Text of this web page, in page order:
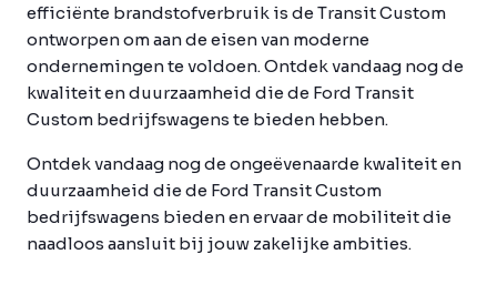
efficiënte brandstofverbruik is de Transit Custom
ontworpen om aan de eisen van moderne
ondernemingen te voldoen. Ontdek vandaag nog de
kwaliteit en duurzaamheid die de Ford Transit
Custom bedrijfswagens te bieden hebben.
Ontdek vandaag nog de ongeëvenaarde kwaliteit en
duurzaamheid die de Ford Transit Custom
bedrijfswagens bieden en ervaar de mobiliteit die
naadloos aansluit bij jouw zakelijke ambities.